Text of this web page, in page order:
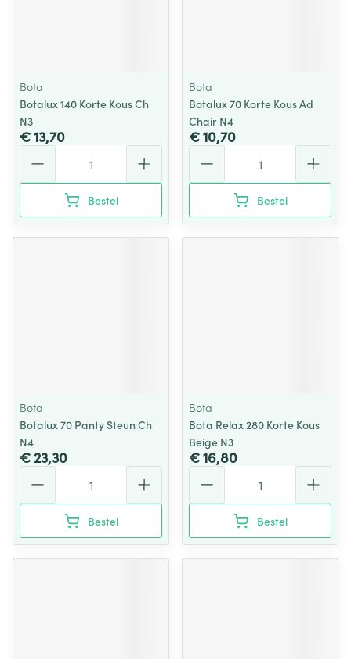
Bota
Botalux 140 Korte Kous Ch
N3
€ 13,70
Bestel
Bota
Botalux 70 Korte Kous Ad
Chair N4
€ 10,70
Bestel
Bota
Botalux 70 Panty Steun Ch
N4
€ 23,30
Bestel
Bota
Bota Relax 280 Korte Kous
Beige N3
€ 16,80
Bestel